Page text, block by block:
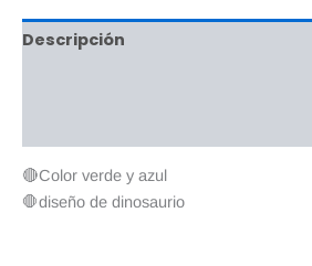
Descripción
🔴Color verde y azul
🛑diseño de dinosaurio